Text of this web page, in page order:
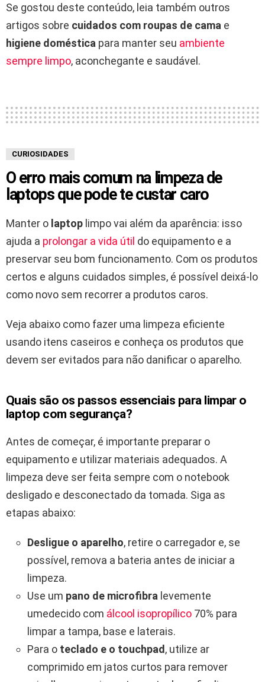
Se gostou deste conteúdo, leia também outros
artigos sobre cuidados com roupas de cama e
higiene doméstica para manter seu ambiente
sempre limpo, aconchegante e saudável.
CURIOSIDADES
O erro mais comum na limpeza de
laptops que pode te custar caro
Manter o laptop limpo vai além da aparência: isso
ajuda a prolongar a vida útil do equipamento e a
preservar seu bom funcionamento. Com os produtos
certos e alguns cuidados simples, é possível deixá-lo
como novo sem recorrer a produtos caros.
Veja abaixo como fazer uma limpeza eficiente
usando itens caseiros e conheça os produtos que
devem ser evitados para não danificar o aparelho.
Quais são os passos essenciais para limpar o
laptop com segurança?
Antes de começar, é importante preparar o
equipamento e utilizar materiais adequados. A
limpeza deve ser feita sempre com o notebook
desligado e desconectado da tomada. Siga as
etapas abaixo:
Desligue o aparelho, retire o carregador e, se
possível, remova a bateria antes de iniciar a
limpeza.
Use um pano de microfibra levemente
umedecido com álcool isopropílico 70% para
limpar a tampa, base e laterais.
Para o teclado e o touchpad , utilize ar
comprimido em jatos curtos para remover